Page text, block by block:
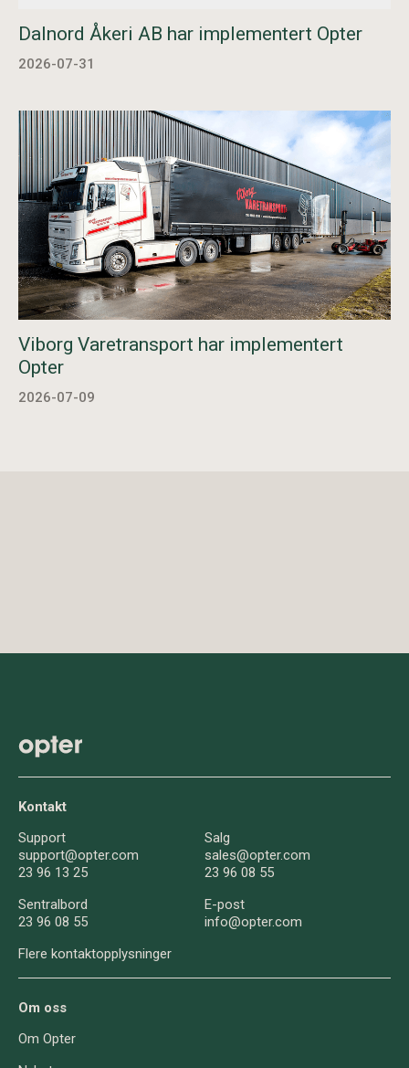
Dalnord Åkeri AB har implementert Opter
2026-07-31
Viborg Varetransport har implementert
Opter
2026-07-09
Kontakt
Support
support@opter.com
23 96 13 25
Salg
sales@opter.com
23 96 08 55
Sentralbord
23 96 08 55
E-post
info@opter.com
Flere kontaktopplysninger
Om oss
Om Opter